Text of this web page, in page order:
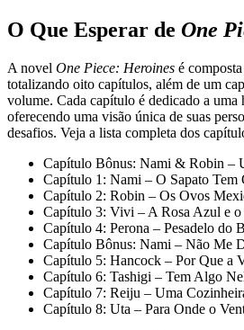
O Que Esperar de One
A novel One Piece: Heroines é
totalizando oito capítulos, além de um
volume. Cada capítulo é dedicado a uma
oferecendo uma visão única de suas
desafios. Veja a lista completa dos
Capítulo Bônus: Nami & Robin –
Capítulo 1: Nami – O Sapato Tem
Capítulo 2: Robin – Os Ovos
Capítulo 3: Vivi – A Rosa Azul e o
Capítulo 4: Perona – Pesadelo do
Capítulo Bônus: Nami – Não Me
Capítulo 5: Hancock – Por Que a
Capítulo 6: Tashigi – Tem Algo
Capítulo 7: Reiju – Uma
Capítulo 8: Uta – Para Onde o